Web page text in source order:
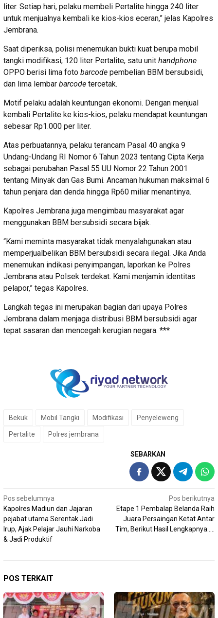
liter. Setiap hari, pelaku membeli Pertalite hingga 240 liter
untuk menjualnya kembali ke kios-kios eceran,” jelas Kapolres
Jembrana.
Saat diperiksa, polisi menemukan bukti kuat berupa mobil
tangki modifikasi, 120 liter Pertalite, satu unit handphone
OPPO berisi lima foto barcode pembelian BBM bersubsidi,
dan lima lembar barcode tercetak.
Motif pelaku adalah keuntungan ekonomi. Dengan menjual
kembali Pertalite ke kios-kios, pelaku mendapat keuntungan
sebesar Rp1.000 per liter.
Atas perbuatannya, pelaku terancam Pasal 40 angka 9
Undang-Undang RI Nomor 6 Tahun 2023 tentang Cipta Kerja
sebagai perubahan Pasal 55 UU Nomor 22 Tahun 2001
tentang Minyak dan Gas Bumi. Ancaman hukuman maksimal 6
tahun penjara dan denda hingga Rp60 miliar menantinya.
Kapolres Jembrana juga mengimbau masyarakat agar
menggunakan BBM bersubsidi secara bijak.
“Kami meminta masyarakat tidak menyalahgunakan atau
memperjualbelikan BBM bersubsidi secara ilegal. Jika Anda
menemukan indikasi penyimpangan, laporkan ke Polres
Jembrana atau Polsek terdekat. Kami menjamin identitas
pelapor,” tegas Kapolres.
Langkah tegas ini merupakan bagian dari upaya Polres
Jembrana dalam menjaga distribusi BBM bersubsidi agar
tepat sasaran dan mencegah kerugian negara. ***
Bekuk Mobil Tangki Modifikasi Penyeleweng
Pertalite Polres jembrana
SEBARKAN
Navigasi
pos
Pos sebelumnya
Kapolres Madiun dan Jajaran
pejabat utama Serentak Jadi
Irup, Ajak Pelajar Jauhi Narkoba
& Jadi Produktif
Pos berikutnya
Etape 1 Pembalap Belanda Raih
Juara Persaingan Ketat Antar
Tim, Berikut Hasil Lengkapnya…..
POS TERKAIT